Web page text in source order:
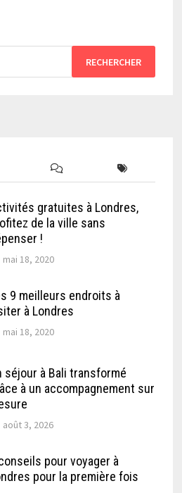
gratuites à Londres,
de la ville sans
!
mai 18, 2020
9 meilleurs endroits à
à Londres
mai 18, 2020
séjour à Bali transformé
à un accompagnement sur
août 3, 2026
pour voyager à
pour la première fois